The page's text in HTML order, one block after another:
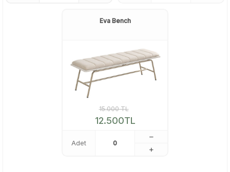
Eva Bench
15.000TL
12.500TL
Adet